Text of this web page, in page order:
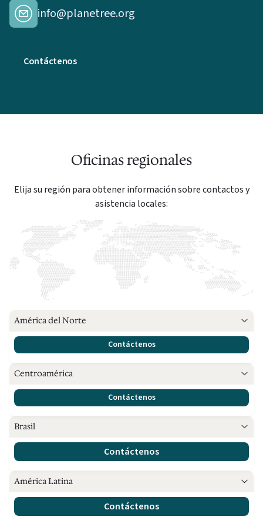
info@planetree.org
Contáctenos
Oficinas regionales
Elija su región para obtener información sobre contactos y
asistencia locales:
América del Norte
Contáctenos
Centroamérica
Contáctenos
Brasil
Contáctenos
América Latina
Contáctenos